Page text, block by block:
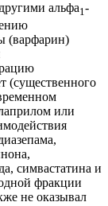
альфа1-
(варфарин)
(существенного
или
симвастатина и
фракции
не оказывал